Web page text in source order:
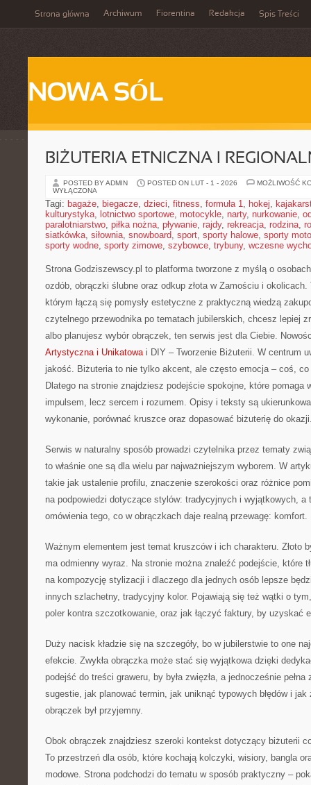
Strona główna Archiwum Fiorentina Redakcja Spis Treści
NOWA SÓL
BIŻUTERIA ETNICZNA I
POSTED BY ADMIN POSTED ON LUT - 1 - 2026
MOŻLIWOŚĆ
WYŁĄCZONA
Tagi: bagaże, biegacze, dzieci, fitness, formuła 1, hokej,
kulturystyka, lotnictwo sportowe, motocykle, narty, nurkowanie,
paralotniarstwo, piłka nożna, pływanie, rajdy, rekreacja, rodzina,
siatkówka, siłownia, snowboard, sport, sporty halowe, sporty
sporty wodne, sporty zimowe, szybowce, trybuny, wczesne
Strona Godziszewscy.pl to platforma tworzone z myślą o
ozdób, obrączki ślubne oraz odkup złota w Zamościu i okolicach.
którym łączą się pomysły estetyczne z praktyczną wiedzą
czytelnego przewodnika po tematach jubilerskich, chcesz lepiej
albo planujesz wybór obrączek, ten serwis jest dla Ciebie.
Artystyczna i Unikatowai DIY – Tworzenie Biżuterii. W centrum
jakość. Biżuteria to nie tylko akcent, ale często emocja – coś,
Dlatego na stronie znajdziesz podejście spokojne, które pomaga
impulsem, lecz sercem i rozumem. Opisy i teksty są
wykonanie, porównać kruszce oraz dopasować biżuterię do
Serwis w naturalny sposób prowadzi czytelnika przez tematy
to właśnie one są dla wielu par najważniejszym wyborem. W
takie jak ustalenie profilu, znaczenie szerokości oraz różnice
na podpowiedzi dotyczące stylów: tradycyjnych i wyjątkowych, a
omówienia tego, co w obrączkach daje realną przewagę: komfort.
Ważnym elementem jest temat kruszców i ich charakteru. Złoto
ma odmienny wyraz. Na stronie można znaleźć podejście, które
na kompozycję stylizacji i dlaczego dla jednych osób lepsze
innych szlachetny, tradycyjny kolor. Pojawiają się też wątki o
poler kontra szczotkowanie, oraz jak łączyć faktury, by uzyskać
Duży nacisk kładzie się na szczegóły, bo w jubilerstwie to one
efekcie. Zwykła obrączka może stać się wyjątkowa dzięki
podejść do treści graweru, by była zwięzła, a jednocześnie
sugestie, jak planować termin, jak uniknąć typowych błędów i
obrączek był przyjemny.
Obok obrączek znajdziesz szeroki kontekst dotyczący biżuterii
To przestrzeń dla osób, które kochają kolczyki, wisiory, bangla
modowe. Strona podchodzi do tematu w sposób praktyczny –